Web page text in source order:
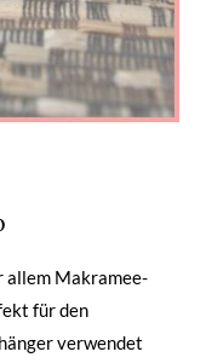
allem Makramee-
für den
verwendet